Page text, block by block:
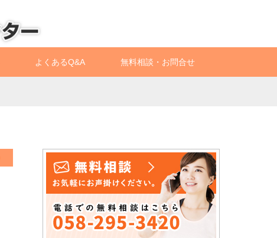
よくあるQ&A 無料相談・お問合せ